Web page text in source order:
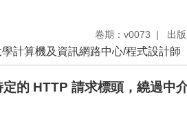
卷期：v0073 出
計算機及資訊網路中心/程式設計師
的 HTTP 請求標頭，繞過中